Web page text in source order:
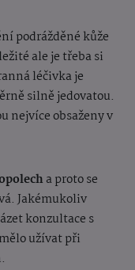
podrážděné kůže
ale je třeba si
léčivka je
silně jedovatou.
nejvíce obsaženy v
a proto se
Jakémukoliv
konzultace s
užívat při